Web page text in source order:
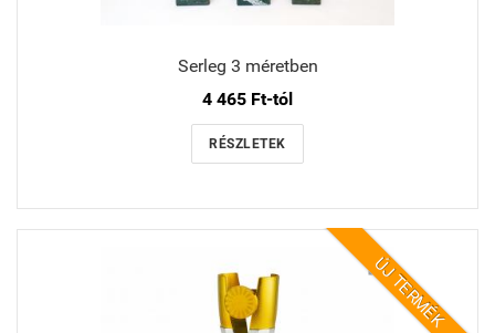
Serleg 3 méretben
4 465 Ft-tól
RÉSZLETEK
ÚJ TERMÉK